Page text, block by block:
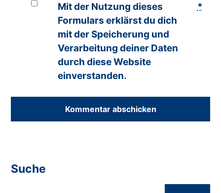
Mit der Nutzung dieses
Formulars erklärst du dich
mit der Speicherung und
Verarbeitung deiner Daten
durch diese Website
einverstanden.
*
Suche